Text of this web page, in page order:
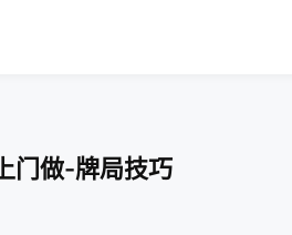
门做-牌局技巧